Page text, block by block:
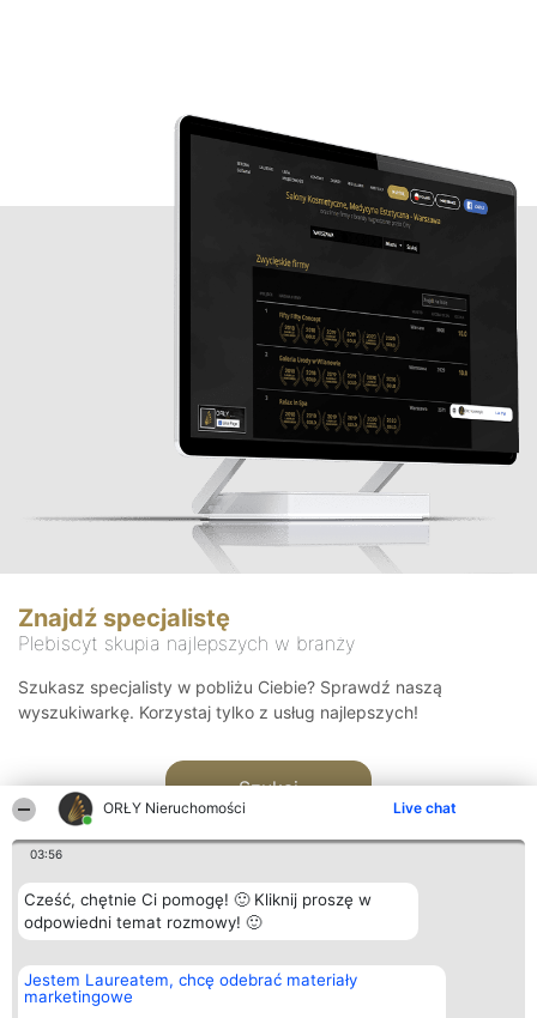
ORŁY Nieruchomości Live chat
03:56
Cześć, chętnie Ci pomogę! 🙂 Kliknij proszę w
odpowiedni temat rozmowy! 🙂
Jestem Laureatem, chcę odebrać materiały
marketingowe
Znajdź specjalistę
Plebiscyt skupia najlepszych w branży
Szukasz specjalisty w pobliżu Ciebie? Sprawdź naszą
wyszukiwarkę. Korzystaj tylko z usług najlepszych!
Szukaj
Organizator plebiscytu
Bright Side Solutions sp. z o.
o. sp. k.
Plebiscyt
Laureaci
Kontakt
Kontakt